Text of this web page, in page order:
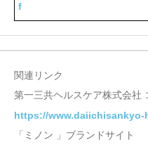
f
関連リンク
第一三共ヘルスケア株式会社
https://www.daiichisankyo-
「ミノン 」ブランドサイト